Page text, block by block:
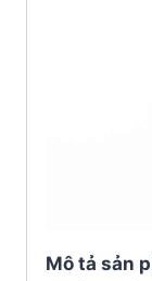
Mô tả sản